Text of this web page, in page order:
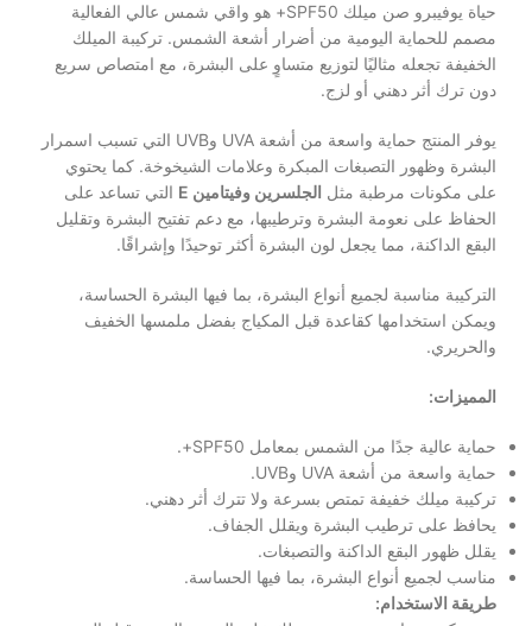
حياة يوفيبرو صن ميلك SPF50+ هو واقي شمس عالي الفعالية
مصمم للحماية اليومية من أضرار أشعة الشمس. تركيبة الميلك
الخفيفة تجعله مثاليًا لتوزيع متساوٍ على البشرة، مع امتصاص سريع
دون ترك أثر دهني أو لزج.
يوفر المنتج حماية واسعة من أشعة UVA وUVB التي تسبب اسمرار
البشرة وظهور التصبغات المبكرة وعلامات الشيخوخة. كما يحتوي
على مكونات مرطبة مثل الجلسرين وفيتامين E
التي تساعد على
الحفاظ على نعومة البشرة وترطيبها، مع دعم تفتيح البشرة وتقليل
البقع الداكنة، مما يجعل لون البشرة أكثر توحيدًا وإشراقًا.
التركيبة مناسبة لجميع أنواع البشرة، بما فيها البشرة الحساسة،
ويمكن استخدامها كقاعدة قبل المكياج بفضل ملمسها الخفيف
والحريري.
المميزات:
حماية عالية جدًا من الشمس بمعامل SPF50+.
حماية واسعة من أشعة UVA وUVB.
تركيبة ميلك خفيفة تمتص بسرعة ولا تترك أثر دهني.
يحافظ على ترطيب البشرة ويقلل الجفاف.
يقلل ظهور البقع الداكنة والتصبغات.
مناسب لجميع أنواع البشرة، بما فيها الحساسة.
طريقة الاستخدام: